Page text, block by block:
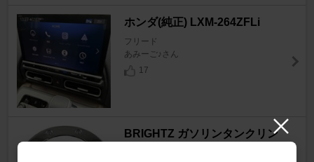
ホンダ(純正) LXM-264ZFLi
フリード
あみーご♪さん
17
BRIGHTZ ガソリンタンクリン